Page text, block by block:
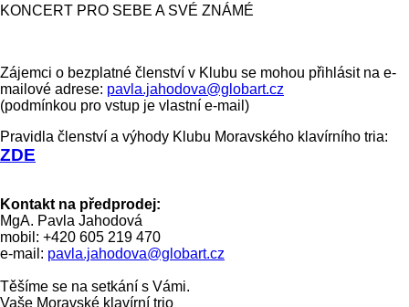
KONCERT PRO SEBE A SVÉ ZNÁMÉ
Zájemci o bezplatné členství v Klubu se mohou přihlásit na e-
mailové adrese: pavla.jahodova@globart.cz
(podmínkou pro vstup je vlastní e-mail)
Pravidla členství a výhody Klubu Moravského klavírního tria:
ZDE
Kontakt na předprodej:
MgA. Pavla Jahodová
mobil: +420 605 219 470
e-mail: pavla.jahodova@globart.cz
Těšíme se na setkání s Vámi.
Vaše Moravské klavírní trio